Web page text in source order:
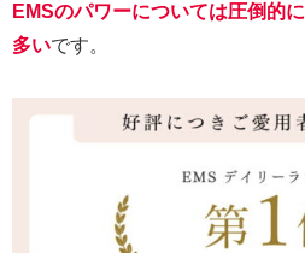
EMSのパワーについては圧倒的
多いです。